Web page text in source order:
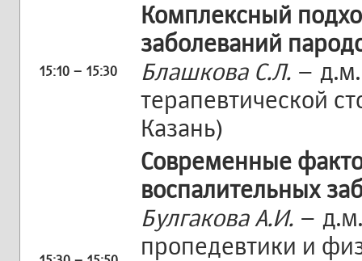
15:10 – 15:30
Комплексный
заболеваний
Блашкова С.Л. –
терапевтической
Казань)
Современные
воспалительных
Булгакова А.И. –
пропедевтики и